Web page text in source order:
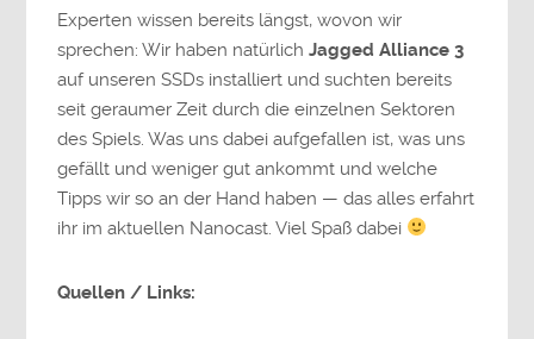
Experten wissen bereits längst, wovon wir
sprechen: Wir haben natürlichJagged Alliance 3
auf unseren SSDs installiert und suchten bereits
seit geraumer Zeit durch die einzelnen Sektoren
des Spiels. Was uns dabei aufgefallen ist, was uns
gefällt und weniger gut ankommt und welche
Tipps wir so an der Hand haben — das alles erfahrt
ihr im aktuellen Nanocast. Viel Spaß dabei
Quellen / Links: